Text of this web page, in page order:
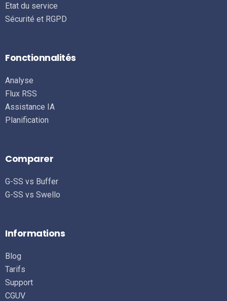
Etat du service
Sécurité et RGPD
Fonctionnalités
Analyse
Flux RSS
Assistance IA
Planification
Comparer
G-SS vs Buffer
G-SS vs Swello
Informations
Blog
Tarifs
Support
CGUV